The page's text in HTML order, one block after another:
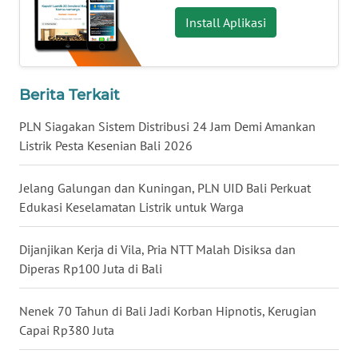
Install Aplikasi
Berita Terkait
PLN Siagakan Sistem Distribusi 24 Jam Demi Amankan
Listrik Pesta Kesenian Bali 2026
Jelang Galungan dan Kuningan, PLN UID Bali Perkuat
Edukasi Keselamatan Listrik untuk Warga
Dijanjikan Kerja di Vila, Pria NTT Malah Disiksa dan
Diperas Rp100 Juta di Bali
Nenek 70 Tahun di Bali Jadi Korban Hipnotis, Kerugian
Capai Rp380 Juta
WN
NUSANTARA
WN
WN
WN
KALBAR
WN
KALTENG